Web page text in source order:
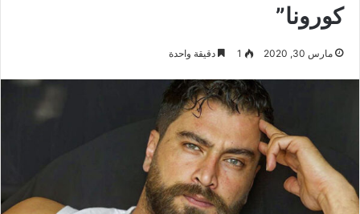
كورونا”
مارس 30, 2020 1 دقيقة واحدة